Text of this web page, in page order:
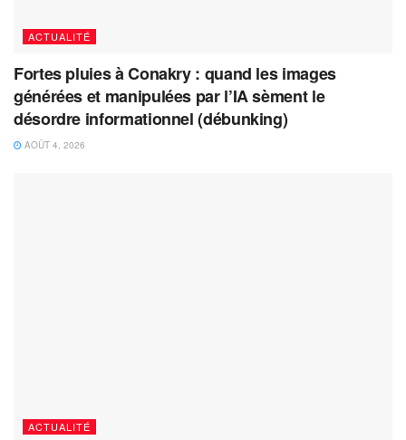
ACTUALITÉ
Fortes pluies à Conakry : quand les images
générées et manipulées par l’IA sèment le
désordre informationnel (débunking)
AOÛT 4, 2026
ACTUALITÉ